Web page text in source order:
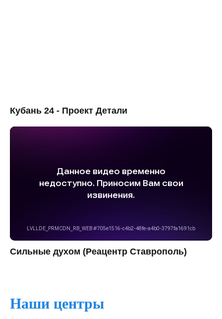
Кубань 24 - Проект Детали
Сильные духом (Реацентр Ставрополь)
Наши центры